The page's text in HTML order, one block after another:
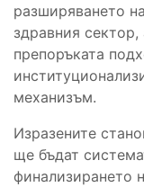
разширяването
здравния
препоръката
механизъм.
Изразените
ще бъдат
финализирането